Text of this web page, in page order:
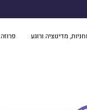
מדיטציה ורוגע פרוזה